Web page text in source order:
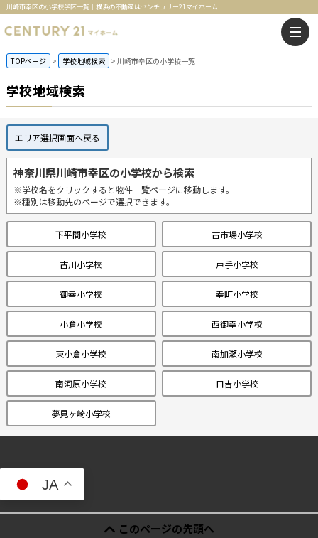
川崎市幸区の小学校学区一覧｜横浜の不動産はセンチュリー21マイホーム
TOPページ 学校地域検索 川崎市幸区の小学校一覧
学校地域検索
エリア選択画面へ戻る
神奈川県川崎市幸区の小学校から検索
※学校名をクリックすると物件一覧ページに移動します。
※種別は移動先のページで選択できます。
下平間小学校 古市場小学校
古川小学校 戸手小学校
御幸小学校 幸町小学校
小倉小学校 西御幸小学校
東小倉小学校 南加瀬小学校
南河原小学校 日吉小学校
夢見ヶ崎小学校
JA
このページの先頭へ